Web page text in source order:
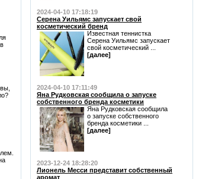
2024-04-10 17:18:19
Серена Уильямс запускает свой
косметический бренд
Известная теннистка
Серена Уильямс запускает
свой косметический ...
[далее]
2024-04-10 17:11:49
Яна Рудковская сообщила о запуске
собственного бренда косметики
Яна Рудковская сообщила
о запуске собственного
бренда косметики ...
[далее]
2023-12-24 18:28:20
Лионель Месси представит собственный
аромат